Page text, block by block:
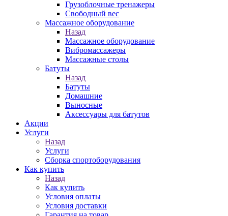
Грузоблочные тренажеры
Свободный вес
Массажное оборудование
Назад
Массажное оборудование
Вибромассажеры
Массажные столы
Батуты
Назад
Батуты
Домашние
Выносные
Аксессуары для батутов
Акции
Услуги
Назад
Услуги
Сборка спортоборудования
Как купить
Назад
Как купить
Условия оплаты
Условия доставки